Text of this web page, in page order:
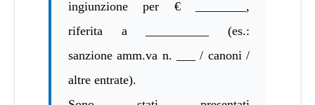
ingiunzione per € ________,
riferita a __________ (es.:
sanzione amm.va n. ___ / canoni /
altre entrate).